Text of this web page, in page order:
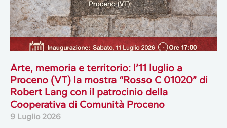
Arte, memoria e territorio: l’11 luglio a
Proceno (VT) la mostra “Rosso C 01020” di
Robert Lang con il patrocinio della
Cooperativa di Comunità Proceno
9 Luglio 2026